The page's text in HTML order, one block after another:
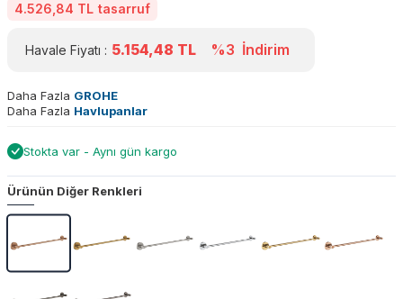
4.526,84 TL tasarruf
Havale Fiyatı : 5.154,48 TL %3 İndirim
Daha Fazla GROHE
Daha Fazla Havlupanlar
Stokta var - Aynı gün kargo
Ürünün Diğer Renkleri